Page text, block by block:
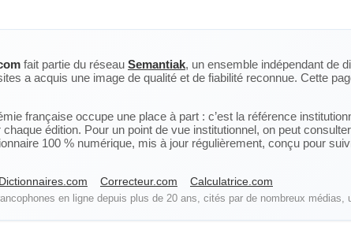
fait partie du réseau Semantiak, un ensemble indépendant de
a acquis une image de qualité et de fiabilité reconnue. Cette
française occupe une place à part : c’est la référence
édition. Pour un point de vue institutionnel, on peut
100 % numérique, mis à jour régulièrement, conçu pour
Dictionnaires.com Correcteur.com Calculatrice.com
en ligne depuis plus de 20 ans, cités par de nombreux